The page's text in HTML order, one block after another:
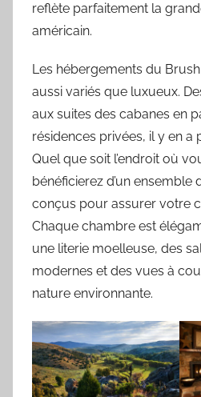
reflète parfaitement la
américain.
Les hébergements du
aussi variés que luxueux.
aux suites des cabanes en
résidences privées, il y en a
Quel que soit l’endroit où
bénéficierez d’un ensemble
conçus pour assurer votre
Chaque chambre est
une literie moelleuse, des
modernes et des vues à
nature environnante.